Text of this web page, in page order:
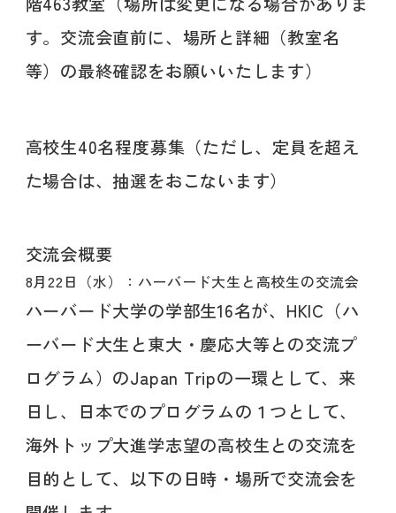
す。交流会直前に、場所と詳細（教室名
等）の最終確認をお願いいたします）
高校生40名程度募集（ただし、定員を超え
た場合は、抽選をおこないます）
交流会概要
8月22日（水）：ハーバード大生と高校生の交流会
ハーバード大学の学部生16名が、HKIC（ハ
ーバード大生と東大・慶応大等との交流プ
ログラム）のJapan Tripの一環として、来
日し、日本でのプログラムの１つとして、
海外トップ大進学志望の高校生との交流を
目的として、以下の日時・場所で交流会を